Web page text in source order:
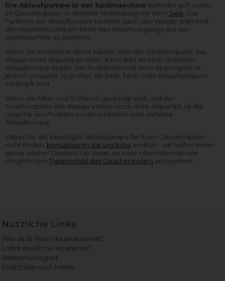
Die Ablaufpumpe in der Spülmaschine befindet sich unten
im Geschirrspüler, in direkter Verbindung mit dem Sieb . Die
Funktion der Ablaufpumpe besteht darin, das Wasser während
des Waschens und am Ende des Waschvorgangs aus der
Spülmaschine zu pumpen.
Wenn Sie Probleme damit haben, dass der Geschirrspüler das
Wasser nicht abpumpen kann, kann dies an einer defekten
Ablaufpumpe liegen. Bei Problemen mit dem Abpumpen ist
jedoch zunächst zu prüfen, ob Sieb, Filter oder Ablaufschlauch
verstopft sind.
Wenn die Filter und Schlauch gereinigt sind, und der
Geschirrspüler das Wasser immer noch nicht abpumpt, ist die
Ursache des Problems wahrscheinlich eine defekte
Ablaufpumpe.
Wenn Sie die benötigte Ablaufpumpe für Ihren Geschirrspüler
nicht finden, kontaktieren Sie uns bitte endlich - wir helfen Ihnen
gerne weiter! Denken Sie daran, so viele Informationen wie
möglich vom Typenschild des Geschirrspülers anzugeben.
Nützliche Links
Wie alt ist mein Haushaltsgerät?
Lohnt es sich zu reparieren?
Wasserhärtegrad
Ersatzteile nach Marke